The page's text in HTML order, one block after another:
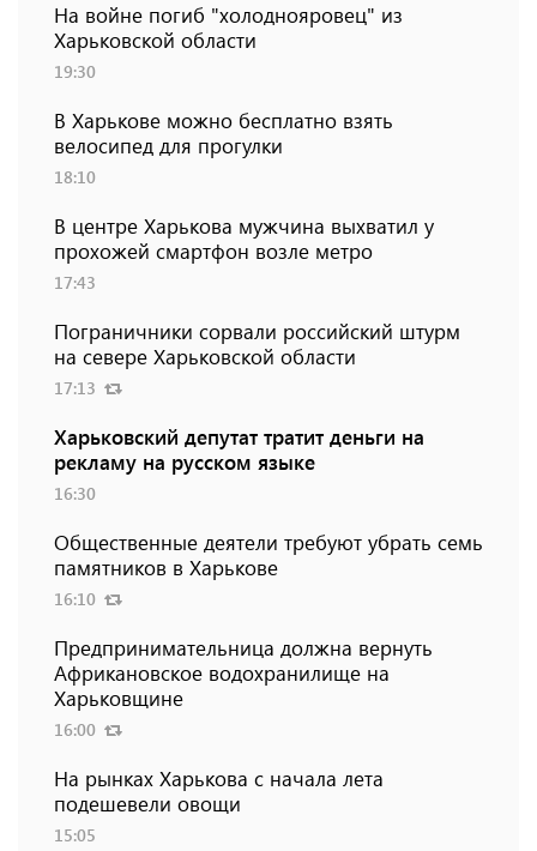
На войне погиб "холоднояровец" из
Харьковской области
19:30
В Харькове можно бесплатно взять
велосипед для прогулки
18:10
В центре Харькова мужчина выхватил у
прохожей смартфон возле метро
17:43
Пограничники сорвали российский штурм
на севере Харьковской области
17:13
Харьковский депутат тратит деньги на
рекламу на русском языке
16:30
Общественные деятели требуют убрать семь
памятников в Харькове
16:10
Предпринимательница должна вернуть
Африкановское водохранилище на
Харьковщине
16:00
На рынках Харькова с начала лета
подешевели овощи
15:05